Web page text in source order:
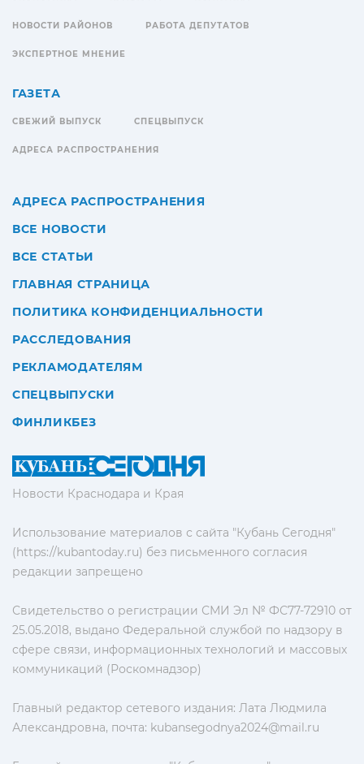
Новости Краснодара и Края
Использование материалов с сайта "Кубань Сегодня"
(https://kubantoday.ru) без письменного согласия
редакции запрещено
Свидетельство о регистрации СМИ Эл № ФС77-72910 от
25.05.2018, выдано Федеральной службой по надзору в
сфере связи, информационных технологий и массовых
коммуникаций (Роскомнадзор)
Главный редактор сетевого издания: Лата Людмила
Александровна, почта: kubansegodnya2024@mail.ru
НОВОСТИ РАЙОНОВ РАБОТА ДЕПУТАТОВ
ЭКСПЕРТНОЕ МНЕНИЕ
ГАЗЕТА
СВЕЖИЙ ВЫПУСК СПЕЦВЫПУСК
АДРЕСА РАСПРОСТРАНЕНИЯ
АДРЕСА РАСПРОСТРАНЕНИЯ
ВСЕ НОВОСТИ
ВСЕ СТАТЬИ
ГЛАВНАЯ СТРАНИЦА
ПОЛИТИКА КОНФИДЕНЦИАЛЬНОСТИ
РАССЛЕДОВАНИЯ
РЕКЛАМОДАТЕЛЯМ
СПЕЦВЫПУСКИ
ФИНЛИКБЕЗ